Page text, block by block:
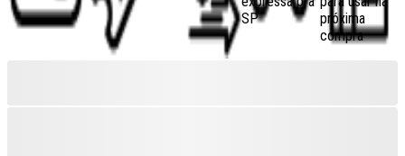
SP
próxima
compra